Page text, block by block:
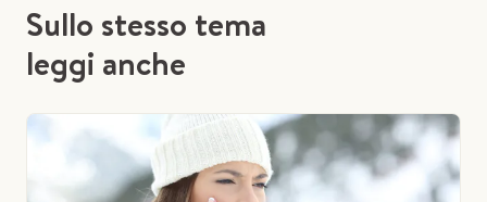
Sullo stesso tema
leggi anche